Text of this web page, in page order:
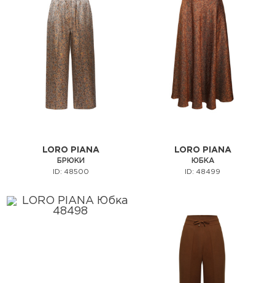
LORO PIANA
БРЮКИ
ID: 48500
LORO PIANA
ЮБКА
ID: 48499